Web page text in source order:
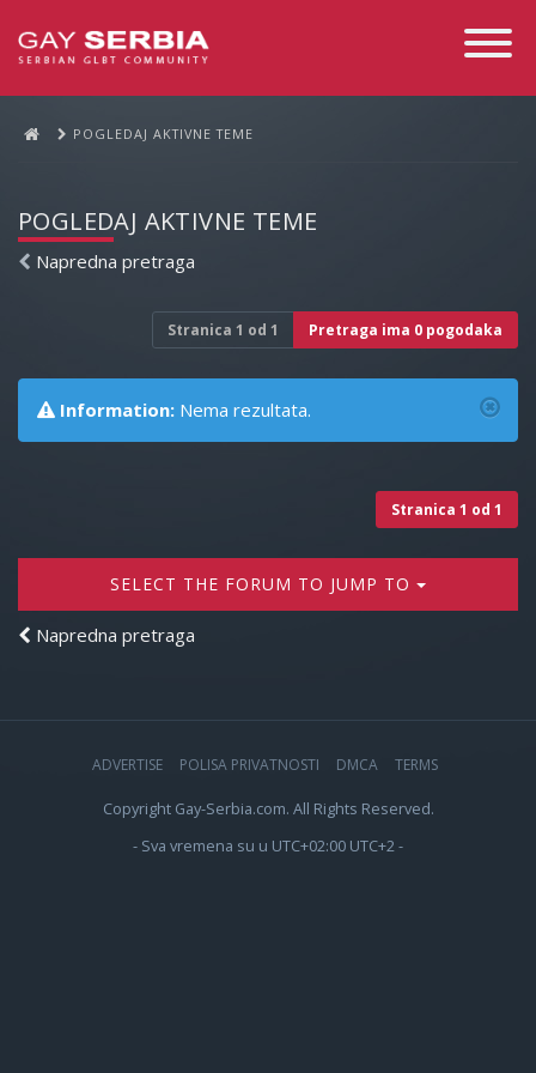
Toggle
POGLEDAJ AKTIVNE TEME
POGLEDAJ AKTIVNE TEME
Napredna pretraga
Stranica 1 od 1 Pretraga ima 0 pogodaka
Information: Nema rezultata.
Stranica 1 od 1
SELECT THE FORUM TO JUMP TO
Napredna pretraga
ADVERTISE POLISA PRIVATNOSTI DMCA TERMS
Copyright Gay-Serbia.com. All Rights Reserved.
- Sva vremena su u UTC+02:00 UTC+2 -